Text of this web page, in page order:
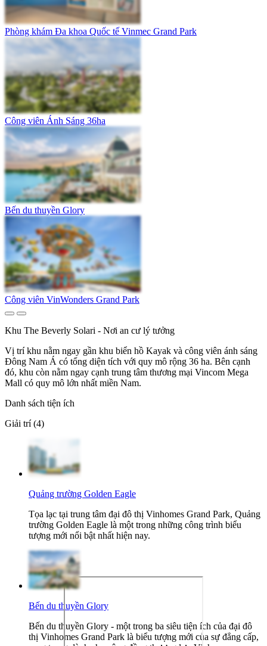
Phòng khám Đa khoa Quốc tế Vinmec Grand Park
Công viên Ánh Sáng 36ha
Bến du thuyền Glory
Công viên VinWonders Grand Park
Khu The Beverly Solari - Nơi an cư lý tưởng
Vị trí khu nằm ngay gần khu biển hồ Kayak và công viên ánh sáng
Đông Nam Á có tổng diện tích với quy mô rộng 36 ha. Bên cạnh
đó, khu còn nằm ngay cạnh trung tâm thương mại Vincom Mega
Mall có quy mô lớn nhất miền Nam.
Danh sách tiện ích
Giải trí (4)
Quảng trường Golden Eagle
Tọa lạc tại trung tâm đại đô thị Vinhomes Grand Park, Quảng
trường Golden Eagle là một trong những công trình biểu
tượng mới nổi bật nhất hiện nay.
Bến du thuyền Glory
Bến du thuyền Glory - một trong ba siêu tiện ích của đại đô
thị Vinhomes Grand Park là biểu tượng mới của sự đẳng cấp,